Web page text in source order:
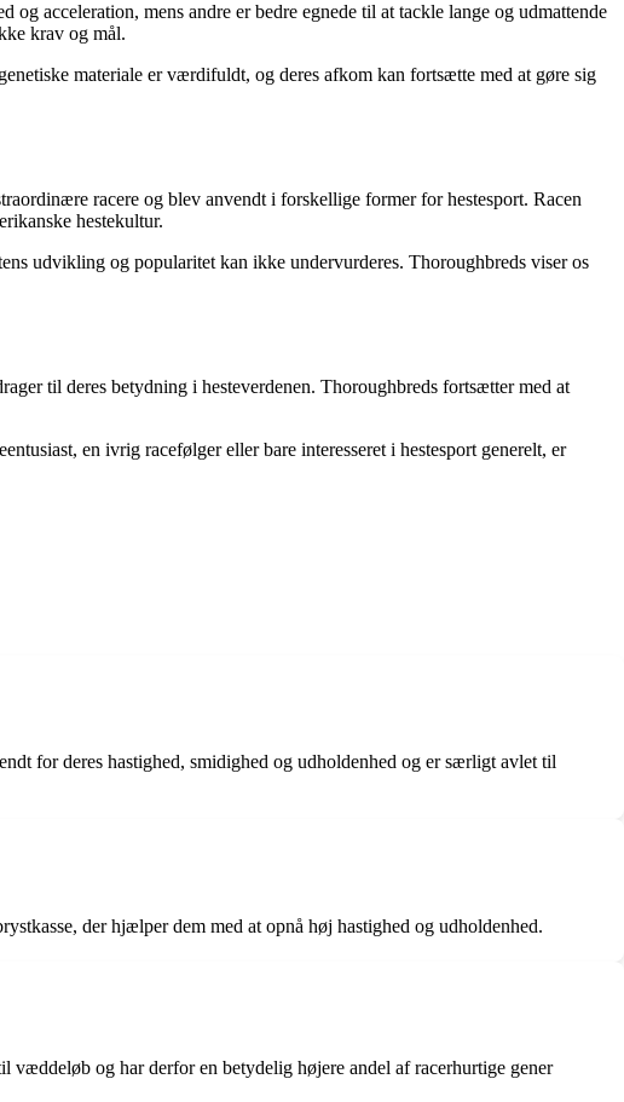
acceleration, mens andre er bedre egnede til at tackle lange og udmattende
krav og mål.
materiale er værdifuldt, og deres afkom kan fortsætte med at gøre sig
racere og blev anvendt i forskellige former for hestesport. Racen
hestekultur.
udvikling og popularitet kan ikke undervurderes. Thoroughbreds viser os
til deres betydning i hesteverdenen. Thoroughbreds fortsætter med at
en ivrig racefølger eller bare interesseret i hestesport generelt, er
for deres hastighed, smidighed og udholdenhed og er særligt avlet til
der hjælper dem med at opnå høj hastighed og udholdenhed.
væddeløb og har derfor en betydelig højere andel af racerhurtige gener